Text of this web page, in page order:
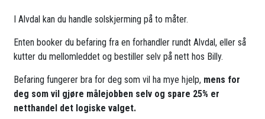
I Alvdal kan du handle solskjerming på to måter.
Enten booker du befaring fra en forhandler rundt Alvdal, eller så
kutter du mellomleddet og bestiller selv på nett hos Billy.
Befaring fungerer bra for deg som vil ha mye hjelp, mens for
deg som vil gjøre målejobben selv og spare 25% er
netthandel det logiske valget.